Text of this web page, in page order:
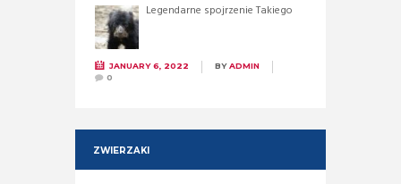
Legendarne spojrzenie Takiego
JANUARY 6, 2022 BYADMIN
0
ZWIERZAKI